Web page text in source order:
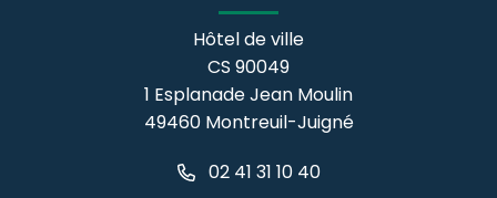
Hôtel de ville
CS 90049
1 Esplanade Jean Moulin
49460 Montreuil-Juigné
02 41 31 10 40